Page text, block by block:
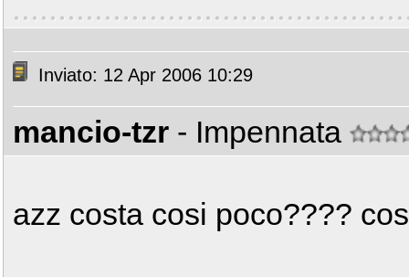
Inviato: 12 Apr 2006 10:29
mancio-tzr - Impennata
azz costa cosi poco????